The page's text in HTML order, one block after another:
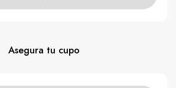
Asegura tu cupo